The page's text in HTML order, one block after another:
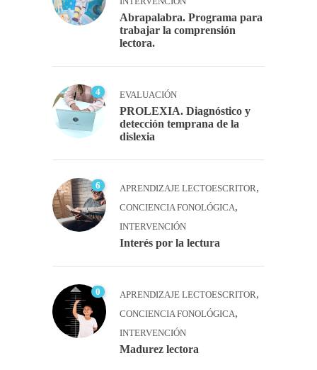
Abrapalabra. Programa para
trabajar la comprensión
lectora.
4 EVALUACIÓN
PROLEXIA. Diagnóstico y
detección temprana de la
dislexia
6 APRENDIZAJE LECTOESCRITOR,
CONCIENCIA FONOLÓGICA,
INTERVENCIÓN
Interés por la lectura
0 APRENDIZAJE LECTOESCRITOR,
CONCIENCIA FONOLÓGICA,
INTERVENCIÓN
Madurez lectora